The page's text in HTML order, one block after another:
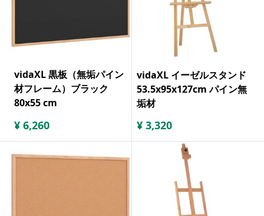
vidaXL 黒板（無垢パイン
材フレーム）ブラック
80x55 cm
¥ 6,260
vidaXL イーゼルスタンド
53.5x95x127cm パイン無
垢材
¥ 3,320